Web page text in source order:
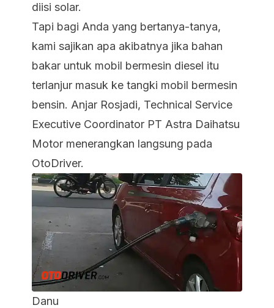
diisi solar.
Tapi bagi Anda yang bertanya-tanya,
kami sajikan apa akibatnya jika bahan
bakar untuk mobil bermesin diesel itu
terlanjur masuk ke tangki mobil bermesin
bensin. Anjar Rosjadi, Technical Service
Executive Coordinator PT Astra Daihatsu
Motor menerangkan langsung pada
OtoDriver.
Danu